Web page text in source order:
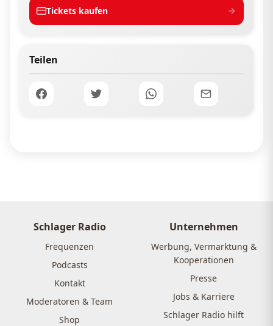
Tickets kaufen
Teilen
Schlager Radio
Frequenzen
Podcasts
Kontakt
Moderatoren & Team
Shop
Unternehmen
Werbung, Vermarktung &
Kooperationen
Presse
Jobs & Karriere
Schlager Radio hilft